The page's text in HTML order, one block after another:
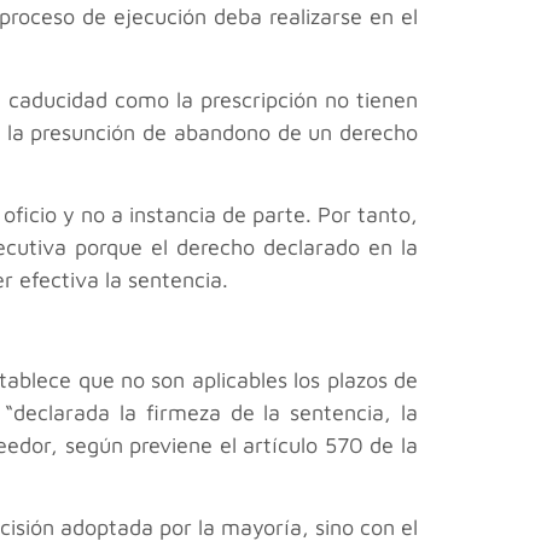
de ejecución deba realizarse en el
como la prescripción no tienen
presunción de abandono de un derecho
y no a instancia de parte. Por tanto,
porque el derecho declarado en la
efectiva la sentencia.
que no son aplicables los plazos de
la firmeza de la sentencia, la
según previene el artículo 570 de la
adoptada por la mayoría, sino con el